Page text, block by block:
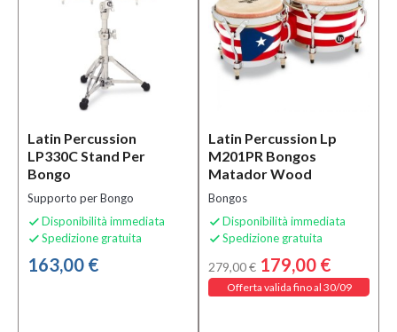
Latin Percussion
LP330C Stand Per
Bongo
Supporto per Bongo
 Disponibilità immediata
 Spedizione gratuita
163,00 €
Latin Percussion Lp
M201PR Bongos
Matador Wood
Bongos
 Disponibilità immediata
 Spedizione gratuita
279,00 € 179,00 €
Offerta valida fino al 30/09